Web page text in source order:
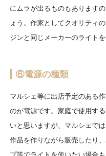
にムラが出るものもあります
ょう。作家としてクオリティ
ジンと同じメーカーのライト
⑥電源の種類
マルシェ等に出店予定のある
のが電源です。家庭で使用す
いと思いますが、マルシェで
作品を作りながら販売したり